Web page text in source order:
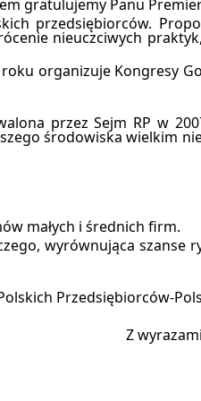
gratulujemy Panu
przedsiębiorców.
nieuczciwych
organizuje Kongresy
przez Sejm RP w
środowiska wielkim
małych i średnich firm.
wyrównująca szanse
Przedsiębiorców-
Z